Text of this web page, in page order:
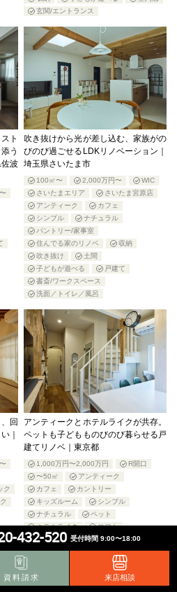
432-520 受付時間 9:00〜18:00
資料請求 来店相談
玄関/エントランス
ト
う
波
吹き抜けから光が差し込む、家族がの
びのび過ごせるLDKリノベーション｜
埼玉県さいたま市
100㎡〜 2,000万円〜
WIC
さいたまエリア
さいたま宮原店
アンティーク
カフェ
シンプル
ナチュラル
パントリー/家事室
住んでる家のリノベ
収納
吹き抜け
土間
子どもが遊べる
戸建て
書斎/ワークスペース
洗面／トイレ／風呂
回
｜
ク
アンティークとホテルライクが共存。
ペットも子どもものびのび暮らせる戸
建てリノベ｜東京都
1,000万円〜2,000万円
R開口
〜50㎡
アンティーク
カフェ
カントリー
キッズルーム
シンプル
ナチュラル
ペット
ホテルライク
ロフト
住んでる家のリノベ
収納
戸建て
板橋エリア 板橋店